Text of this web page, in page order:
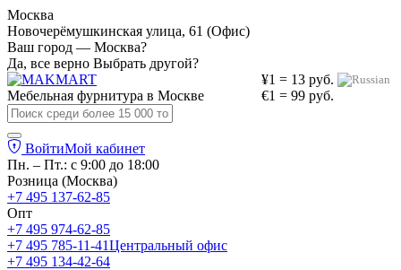
Москва
Новочерёмушкинская улица, 61 (Офис)
Ваш город — Москва?
Да, все верно Выбрать другой?
¥1 = 13 руб.
€1 = 99 руб.
Мебельная фурнитура в Москве
ВойтиМой кабинет
Пн. – Пт.: с 9:00 до 18:00
Розница (Москва)
+7 495 137-62-85
Опт
+7 495 974-62-85
+7 495 785-11-41Центральный офис
+7 495 134-42-64